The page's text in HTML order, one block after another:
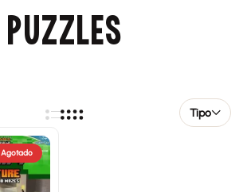
PUZZLES
Tipo
Agotado